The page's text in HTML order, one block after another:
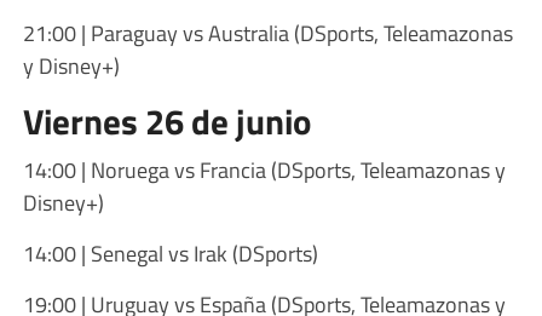
21:00 | Paraguay vs Australia (DSports, Teleamazonas
y Disney+)
Viernes 26 de junio
14:00 | Noruega vs Francia (DSports, Teleamazonas y
Disney+)
14:00 | Senegal vs Irak (DSports)
19:00 | Uruguay vs España (DSports, Teleamazonas y